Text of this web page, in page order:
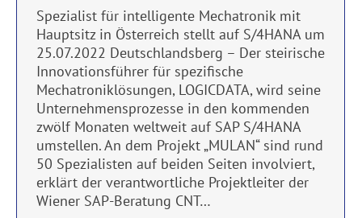
Spezialist für intelligente Mechatronik mit
Hauptsitz in Österreich stellt auf S/4HANA um
25.07.2022 Deutschlandsberg – Der steirische
Innovationsführer für spezifische
Mechatroniklösungen, LOGICDATA, wird seine
Unternehmensprozesse in den kommenden
zwölf Monaten weltweit auf SAP S/4HANA
umstellen. An dem Projekt „MULAN“ sind rund
50 Spezialisten auf beiden Seiten involviert,
erklärt der verantwortliche Projektleiter der
Wiener SAP-Beratung CNT…